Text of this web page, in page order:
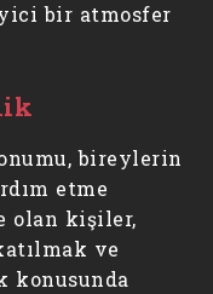
bir atmosfer
bireylerin
etme
olan kişiler,
ve
konusunda